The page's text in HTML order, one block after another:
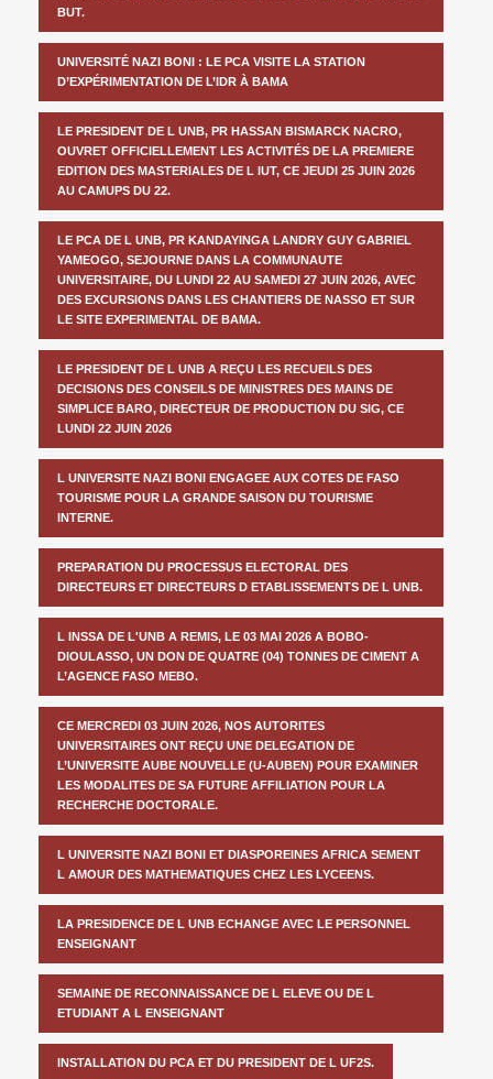
BUT.
UNIVERSITÉ NAZI BONI : LE PCA VISITE LA STATION
D’EXPÉRIMENTATION DE L’IDR À BAMA
LE PRESIDENT DE L UNB, PR HASSAN BISMARCK NACRO,
OUVRET OFFICIELLEMENT LES ACTIVITÉS DE LA PREMIERE
EDITION DES MASTERIALES DE L IUT, CE JEUDI 25 JUIN 2026
AU CAMUPS DU 22.
LE PCA DE L UNB, PR KANDAYINGA LANDRY GUY GABRIEL
YAMEOGO, SEJOURNE DANS LA COMMUNAUTE
UNIVERSITAIRE, DU LUNDI 22 AU SAMEDI 27 JUIN 2026, AVEC
DES EXCURSIONS DANS LES CHANTIERS DE NASSO ET SUR
LE SITE EXPERIMENTAL DE BAMA.
LE PRESIDENT DE L UNB A REÇU LES RECUEILS DES
DECISIONS DES CONSEILS DE MINISTRES DES MAINS DE
SIMPLICE BARO, DIRECTEUR DE PRODUCTION DU SIG, CE
LUNDI 22 JUIN 2026
L UNIVERSITE NAZI BONI ENGAGEE AUX COTES DE FASO
TOURISME POUR LA GRANDE SAISON DU TOURISME
INTERNE.
PREPARATION DU PROCESSUS ELECTORAL DES
DIRECTEURS ET DIRECTEURS D ETABLISSEMENTS DE L UNB.
L INSSA DE L'UNB A REMIS, LE 03 MAI 2026 A BOBO-
DIOULASSO, UN DON DE QUATRE (04) TONNES DE CIMENT A
L’AGENCE FASO MEBO.
CE MERCREDI 03 JUIN 2026, NOS AUTORITES
UNIVERSITAIRES ONT REÇU UNE DELEGATION DE
L’UNIVERSITE AUBE NOUVELLE (U-AUBEN) POUR EXAMINER
LES MODALITES DE SA FUTURE AFFILIATION POUR LA
RECHERCHE DOCTORALE.
L UNIVERSITE NAZI BONI ET DIASPOREINES AFRICA SEMENT
L AMOUR DES MATHEMATIQUES CHEZ LES LYCEENS.
LA PRESIDENCE DE L UNB ECHANGE AVEC LE PERSONNEL
ENSEIGNANT
SEMAINE DE RECONNAISSANCE DE L ELEVE OU DE L
ETUDIANT A L ENSEIGNANT
INSTALLATION DU PCA ET DU PRESIDENT DE L UF2S.